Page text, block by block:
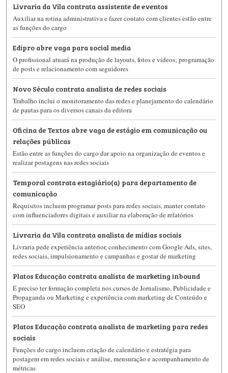
Livraria da Vila contrata assistente de eventos
Auxiliar na rotina administrativa e fazer contato com clientes estão entre
as funções do cargo
Edipro abre vaga para social media
O profissional atuará na produção de layouts, fotos e vídeos; programação
de posts e relacionamento com seguidores
Novo Século contrata analista de redes sociais
Trabalho inclui o monitoramento das redes e planejamento do calendário
de pautas para os diversos canais da editora
Oficina de Textos abre vaga de estágio em comunicação ou
relações públicas
Estão entre as funções do cargo dar apoio na organização de eventos e
realizar postagens nas redes sociais
Temporal contrata estagiário(a) para departamento de
comunicação
Requisitos incluem programar posts para redes sociais, manter contato
com influenciadores digitais e auxiliar na elaboração de relatórios
Livraria da Vila contrata analista de mídias sociais
Livraria pede experiência anterior, conhecimento com Google Ads, sites,
redes sociais, impulsionamento e campanhas e gostar de marketing
Platos Educação contrata analista de marketing inbound
É preciso ter formação completa nos cursos de Jornalismo, Publicidade e
Propaganda ou Marketing e experiência com marketing de Conteúdo e
SEO
Platos Educação contrata analista de marketing para redes
sociais
Funções do cargo incluem criação de calendário e estratégia para
postagem em redes sociais e análise, mensuração e acompanhamento de
métricas